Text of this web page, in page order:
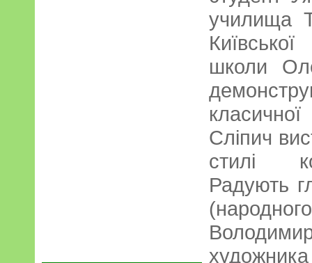
училища
школи
Сліпич
стилі
Радують